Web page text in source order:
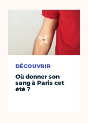
DÉCOUVRIR
Où donner son
sang à Paris cet
été ?